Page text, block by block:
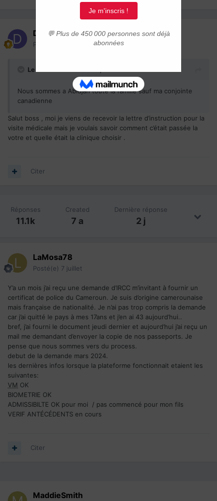
Diaby90
Posté(e)
Le 2026-07-07 à 00:13,
Nous sommes a Abidjan toute la famille sauf ma conjointe
canadienne
Salut boss , moi je viens de recevoir la lettre d’instruction pour la
visite médicale mais je voulais savoir comment c’était passée la
votre et quelle était la clinique choisir .
Citer
Réponses
11.1k
Created
7 a
Dernière réponse
2 j
LaMosa78
Posté(e) 7 juillet
Y’a un mois j’ai reçu une demande d’IRCC m’invitant à fournir un
certificat de police du Cameroun. Je suis d’origine camerounaise
mais française de nationalité. Je n’ai pas trop compris la demande
car j’ai quitté le pays à mes 17ans et j’en ai 43 aujourd’hui..
bref, j’ai fourni le document jeudi dernier et aujourd’hui j’ai reçu un
mail me demandant d’envoyer la copie de nos passeports. Je
pense que nous sommes vers du process.
debut de la demande mars 2024.
les dernières infos lorsque la plateforme fonctionnait etaient les
suivantes:
VM OK
BIOMETRIE OK
ADMISSIBILTE OK pour moi / pas commencé pour mon fils
VERIF ANTÉCÉDENTS en cours
Citer
MaddieSmith